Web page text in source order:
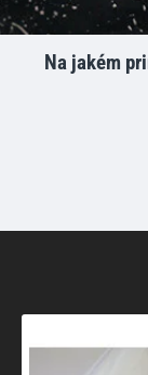
Na jakém